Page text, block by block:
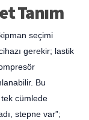
Tanım
seçimi
gerekir; lastik
Bu
cümlede
stepne var”;